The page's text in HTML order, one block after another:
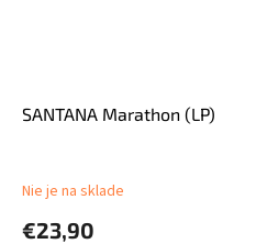
SANTANA Marathon (LP)
Nie je na sklade
€23,90